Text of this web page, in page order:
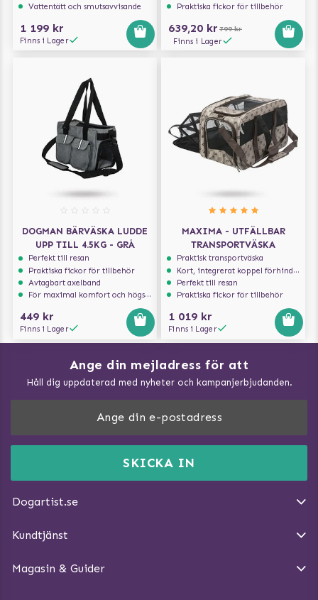
Vattentätt och smutsavvisande
1 199 kr
Finns i Lager
Praktiska fickor för tillbehör
639,20 kr 799 kr
Finns i Lager
DOGMAN BÄRVÄSKA LUDDE
UPP TILL 4.5KG - GRÅ
Perfekt till resan
Praktiska fickor för tillbehör
Avtagbart axelband
För maximal komfort och högsta säkerhet
449 kr
Finns i Lager
MAXIMA - UTFÄLLBAR
TRANSPORTVÄSKA
Praktisk transportväska
Kort, integrerat koppel förhindrar att hunden hoppar ur
Perfekt till resan
Praktiska fickor för tillbehör
1 019 kr
Finns i Lager
Ange din mejladress för att
Håll dig uppdaterad med nyheter och kampanjerbjudanden.
SKICKA IN
Dogartist.se
DogArtist.se drivs av:
E-post:info@dogartist.se
Kundtjänst
Ångra Köp
Magasin & Guider
Vad kan hundar äta?
Träna Nose Work hemma
Så gör du promenaden roligare
Hundbäddar